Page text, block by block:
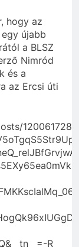
hogy az
újabb
a BLSZ
Nimród
és a
az Ercsi úti
R